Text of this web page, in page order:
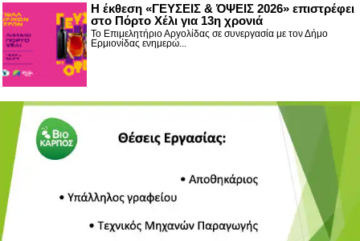
Η έκθεση «ΓΕΥΣΕΙΣ & ΌΨΕΙΣ 2026» επιστρέφει
στο Πόρτο Χέλι για 13η χρονιά
Το Επιμελητήριο Αργολίδας σε συνεργασία με τον Δήμο
Ερμιονίδας ενημερώ...